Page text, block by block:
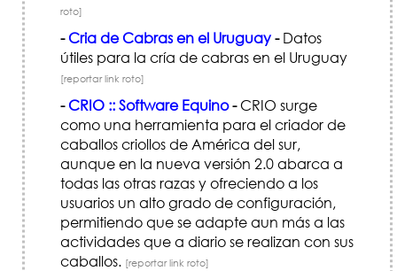
roto]
-Cria de Cabras en el Uruguay-Datos
útiles para la cría de cabras en el Uruguay
[reportar link roto]
-CRIO :: Software Equino-CRIO surge
como una herramienta para el criador de
caballos criollos de América del sur,
aunque en la nueva versión 2.0 abarca a
todas las otras razas y ofreciendo a los
usuarios un alto grado de configuración,
permitiendo que se adapte aun más a las
actividades que a diario se realizan con sus
caballos. [reportar link roto]